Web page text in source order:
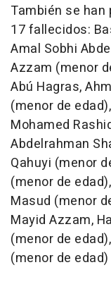
También se
17 fallecidos:
Amal Sobhi
Azzam (menor
Abú Hagras,
(menor de
Mohamed
Abdelrahman
Qahuyi (menor
(menor de
Masud (menor
Mayid Azzam,
(menor de
(menor de